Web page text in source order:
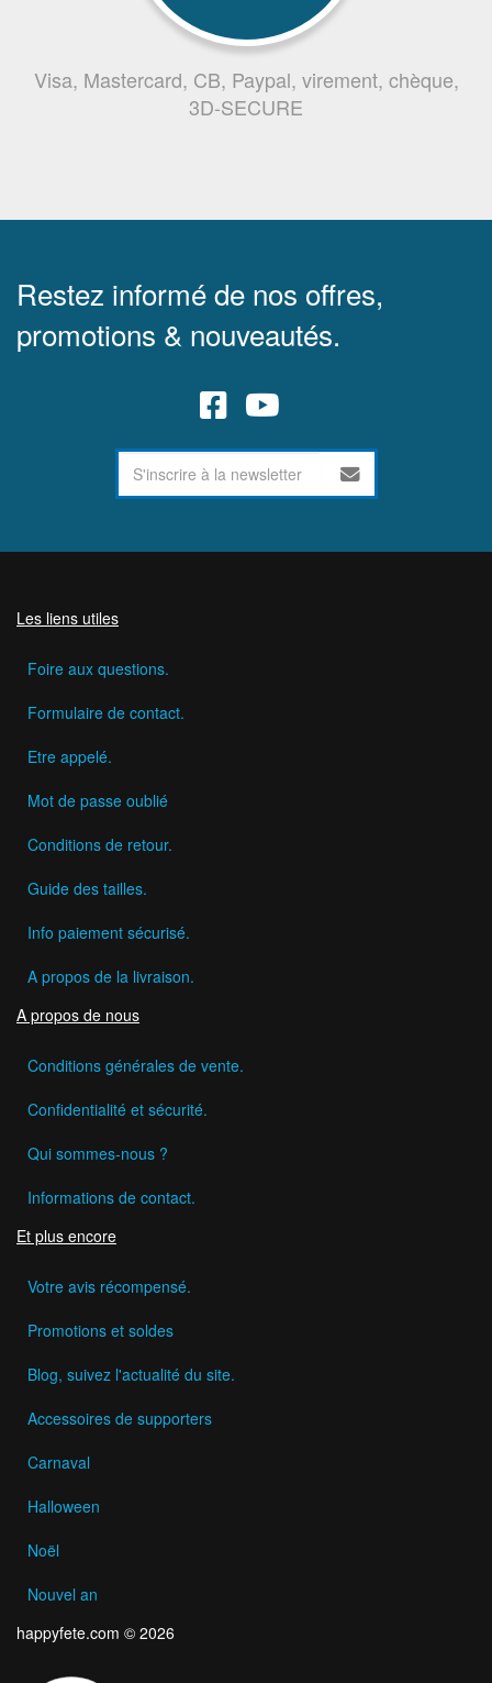
Visa, Mastercard, CB, Paypal, virement, chèque,
3D-SECURE
Restez informé de nos offres,
promotions & nouveautés.
Les liens utiles
Foire aux questions.
Formulaire de contact.
Etre appelé.
Mot de passe oublié
Conditions de retour.
Guide des tailles.
Info paiement sécurisé.
A propos de la livraison.
A propos de nous
Conditions générales de vente.
Confidentialité et sécurité.
Qui sommes-nous ?
Informations de contact.
Et plus encore
Votre avis récompensé.
Promotions et soldes
Blog, suivez l'actualité du site.
Accessoires de supporters
Carnaval
Halloween
Noël
Nouvel an
happyfete.com © 2026